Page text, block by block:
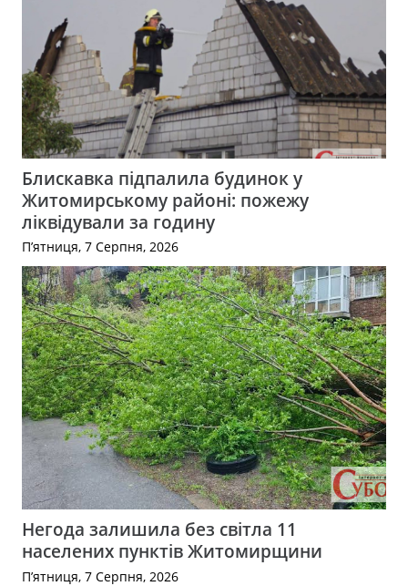
Блискавка підпалила будинок у
Житомирському районі: пожежу
ліквідували за годину
П’ятниця, 7 Серпня, 2026
Негода залишила без світла 11
населених пунктів Житомирщини
П’ятниця, 7 Серпня, 2026